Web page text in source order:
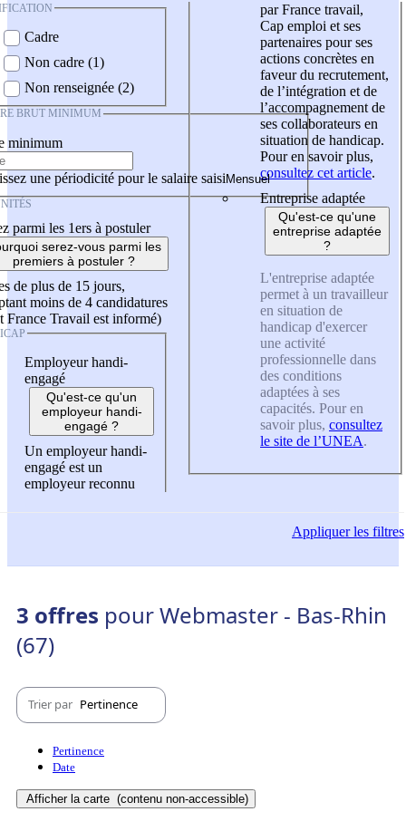
Cadre
Non cadre (1)
Non renseignée (2)
BRUT MINIMUM
minimum
une périodicité pour le salaire saisi
parmi les 1ers à postuler
serez-vous parmi les
premiers à postuler ?
de plus de 15 jours,
moins de 4 candidatures
France Travail est informé)
Employeur handi-
engagé
Qu'est-ce qu'un
employeur handi-
engagé ?
Un employeur handi-
engagé est un
employeur reconnu
par France travail,
Cap emploi et ses
partenaires pour ses
actions concrètes en
faveur du recrutement,
de l’intégration et de
l’accompagnement de
ses collaborateurs en
situation de handicap.
Pour en savoir plus,
consultez cet article.
Entreprise adaptée
Qu'est-ce qu'une
entreprise adaptée
?
L'entreprise adaptée
permet à un travailleur
en situation de
handicap d'exercer
une activité
professionnelle dans
des conditions
adaptées à ses
capacités. Pour en
savoir plus, consultez
le site de l’UNEA.
Appliquerles filtres
3 offres pour Webmaster - Bas-Rhin
(67)
Trier par Pertinence
Pertinence
Date
Afficher la carte (contenu non-accessible)